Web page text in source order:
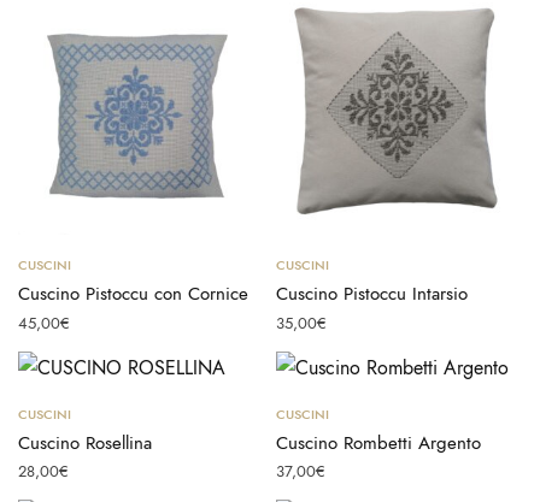
Aggiungi al carrello
CUSCINI
Cuscino Pistoccu con Cornice
45,00€
Aggiungi al carrello
CUSCINI
Cuscino Pistoccu Intarsio
35,00€
Aggiungi al carrello
CUSCINI
Cuscino Rosellina
28,00€
Aggiungi al carrello
CUSCINI
Cuscino Rombetti Argento
37,00€